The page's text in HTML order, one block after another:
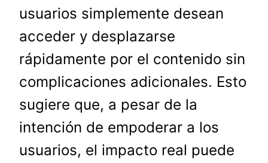
usuarios simplemente desean
acceder y desplazarse
rápidamente por el contenido sin
complicaciones adicionales. Esto
sugiere que, a pesar de la
intención de empoderar a los
usuarios, el impacto real puede